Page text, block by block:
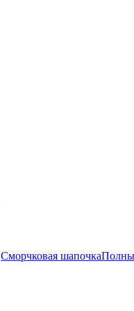
Сморчковая шапочка